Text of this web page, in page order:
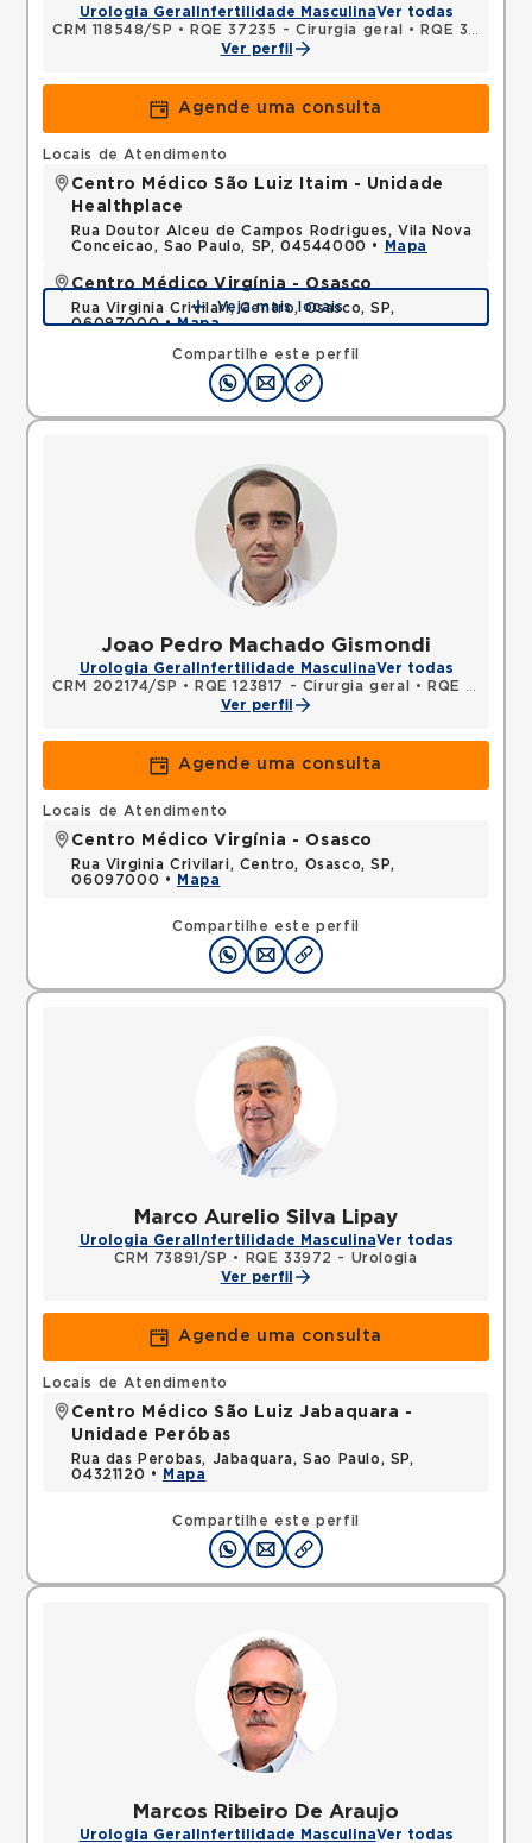
Urologia Geral Infertilidade MasculinaVer todas
CRM 118548/SP • RQE 37235 - Cirurgia geral •
RQE 37236 - Urologia
Ver perfil
Agende uma consulta
Compartilhe este perfil
Locais de Atendimento
Centro Médico São Luiz Itaim - Unidade
Healthplace
Rua Doutor Alceu de Campos Rodrigues, Vila Nova
Conceicao, Sao Paulo, SP, 04544000 •
Mapa
Centro Médico Virgínia - Osasco
Rua Virginia Crivilari, Centro, Osasco, SP,
06097000 •Mapa
Veja mais locais
Joao Pedro Machado Gismondi
Urologia Geral Infertilidade MasculinaVer todas
CRM 202174/SP • RQE 123817 - Cirurgia geral •
RQE 124210 - Urologia
Ver perfil
Agende uma consulta
Compartilhe este perfil
Locais de Atendimento
Centro Médico Virgínia - Osasco
Rua Virginia Crivilari, Centro, Osasco, SP,
06097000 •
Mapa
Marco Aurelio Silva Lipay
Urologia Geral Infertilidade MasculinaVer todas
CRM 73891/SP •
RQE 33972 - Urologia
Ver perfil
Agende uma consulta
Compartilhe este perfil
Locais de Atendimento
Centro Médico São Luiz Jabaquara -
Unidade Peróbas
Rua das Perobas, Jabaquara, Sao Paulo, SP,
04321120 •
Mapa
Marcos Ribeiro De Araujo
Urologia Geral Infertilidade MasculinaVer todas